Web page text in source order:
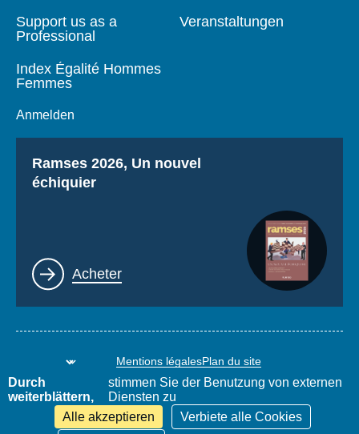
Support us as a
Professional
Index Égalité Hommes
Femmes
Anmelden
Veranstaltungen
Titre
Ramses 2026, Un nouvel
échiquier
Lien
Acheter
Mentions légalesPlan du site
www.thierrydemontbrial.com
World Policy Conference
Blog Politique étrangère
Durch
weiterblättern,
stimmen Sie der Benutzung von externen
Diensten zu
Alle akzeptieren
Verbiete alle Cookies